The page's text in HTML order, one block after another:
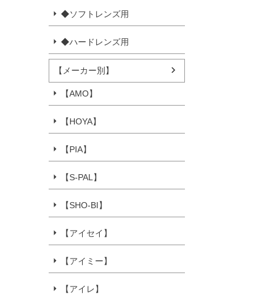
◆ソフトレンズ用
◆ハードレンズ用
【メーカー別】
【AMO】
【HOYA】
【PIA】
【S-PAL】
【SHO-BI】
【アイセイ】
【アイミー】
【アイレ】